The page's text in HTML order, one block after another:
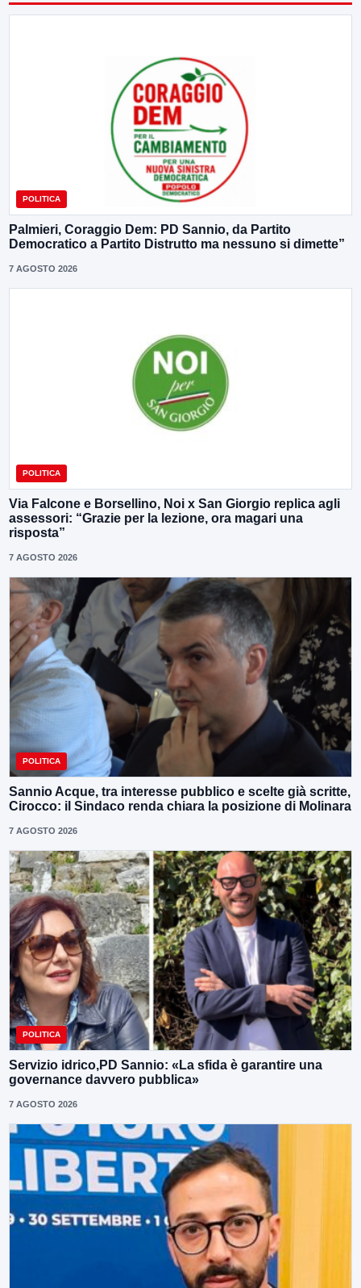
POLITICA
Palmieri, Coraggio Dem: PD Sannio, da Partito
Democratico a Partito Distrutto ma nessuno si dimette”
7 AGOSTO 2026
POLITICA
Via Falcone e Borsellino, Noi x San Giorgio replica agli
assessori: “Grazie per la lezione, ora magari una
risposta”
7 AGOSTO 2026
POLITICA
Sannio Acque, tra interesse pubblico e scelte già scritte,
Cirocco: il Sindaco renda chiara la posizione di Molinara
7 AGOSTO 2026
POLITICA
Servizio idrico,PD Sannio: «La sfida è garantire una
governance davvero pubblica»
7 AGOSTO 2026